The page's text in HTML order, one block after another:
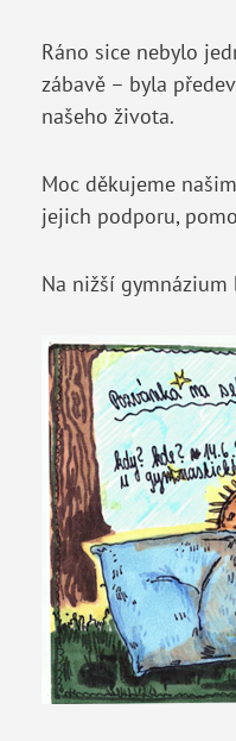
Ráno sice nebylo
zábavě – byla
našeho života.
Moc děkujeme
jejich podporu,
Na nižší